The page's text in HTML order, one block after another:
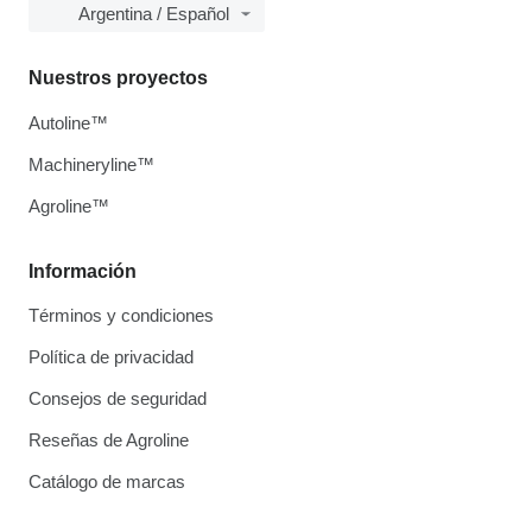
Argentina / Español
Información
Términos y condiciones
Política de privacidad
Consejos de seguridad
Reseñas de Agroline
Catálogo de marcas
Nuestros proyectos
Autoline™
Machineryline™
Agroline™